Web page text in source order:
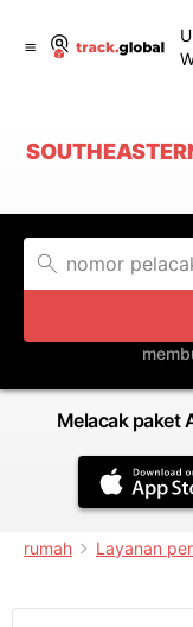
Melacak paket
rumah Layanan